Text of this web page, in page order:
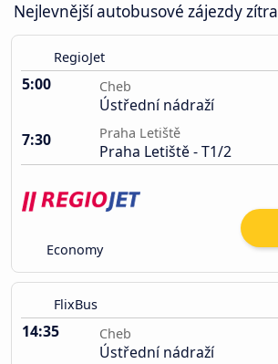
Nejlevnější autobusové zájezdy zítra
RegioJet
5:00 Cheb
Ústřední nádraží
7:30
Praha Letiště
Praha Letiště - T1/2
Economy
FlixBus
14:35 Cheb
Ústřední nádraží